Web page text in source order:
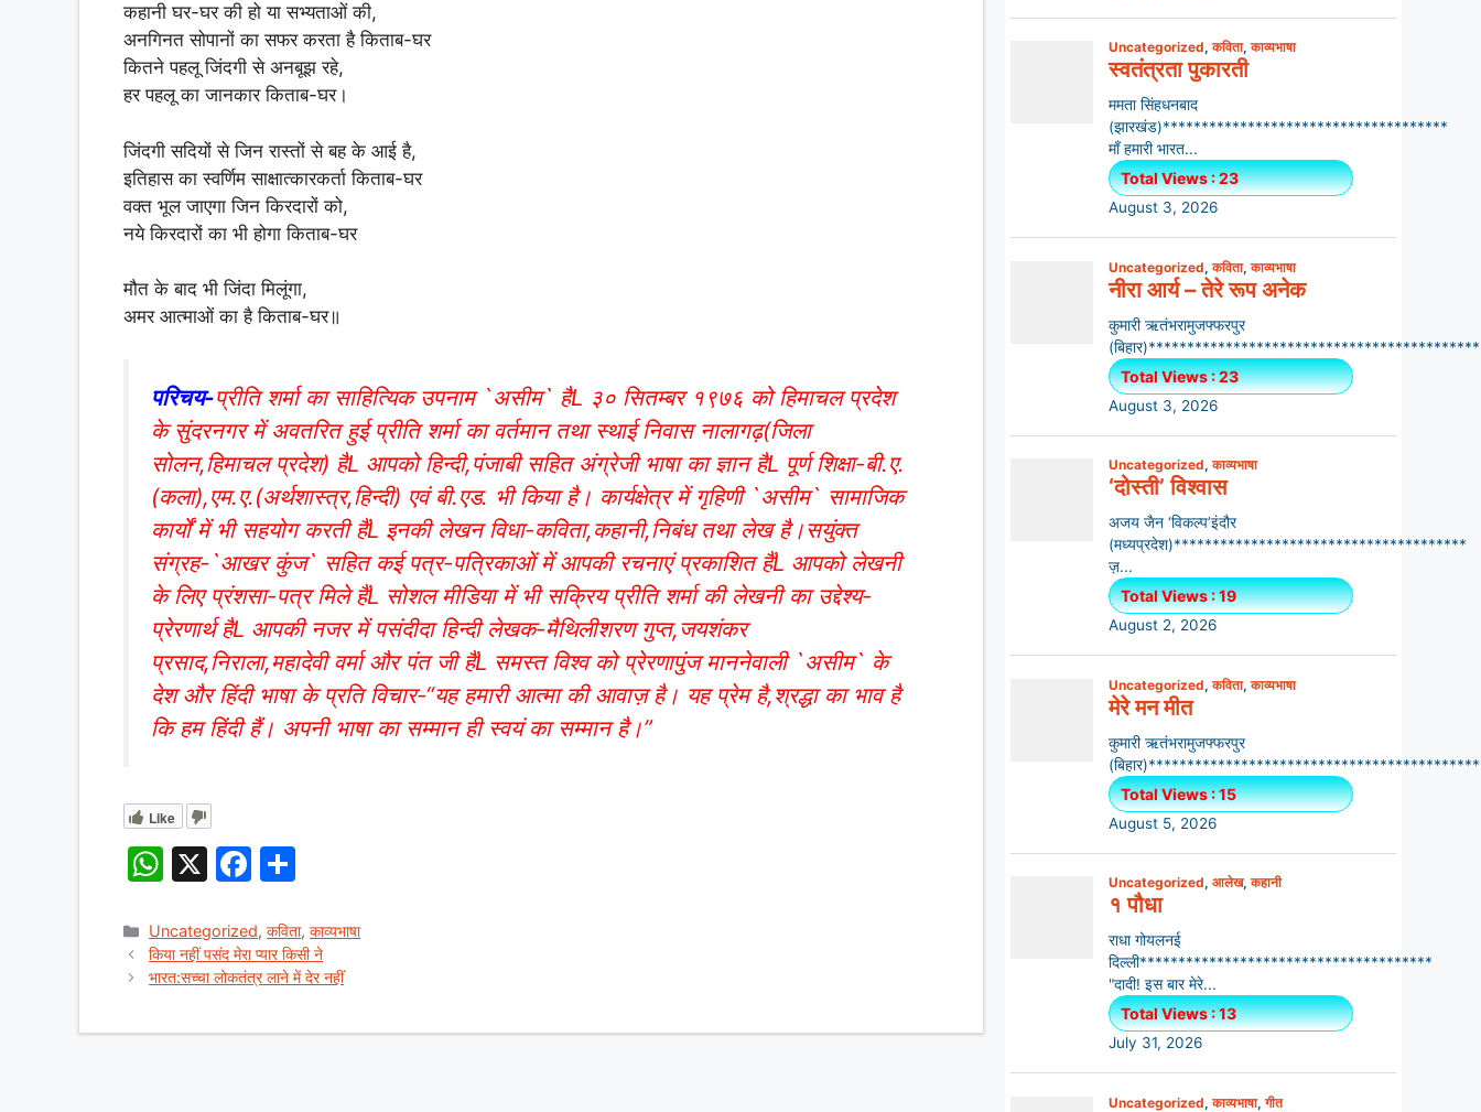
कहानी घर-घर की हो या सभ्यताओं की,
अनगिनत सोपानों का सफर करता है किताब-घर
कितने पहलू जिंदगी से अनबूझ रहे,
हर पहलू का जानकार किताब-घर।
जिंदगी सदियों से जिन रास्तों से बह के आई है,
इतिहास का स्वर्णिम साक्षात्कारकर्ता किताब-घर
वक्त भूल जाएगा जिन किरदारों को,
नये किरदारों का भी होगा किताब-घर
मौत के बाद भी जिंदा मिलूंगा,
अमर आत्माओं का है किताब-घर॥
परिचय-प्रीति शर्मा का साहित्यिक उपनाम `असीम` हैL ३० सितम्बर १९७६ को हिमाचल प्रदेश
के सुंदरनगर में अवतरित हुई प्रीति शर्मा का वर्तमान तथा स्थाई निवास नालागढ़(जिला
सोलन,हिमाचल प्रदेश) हैL आपको हिन्दी,पंजाबी सहित अंग्रेजी भाषा का ज्ञान हैL पूर्ण शिक्षा-बी.ए.
(कला),एम.ए.(अर्थशास्त्र,हिन्दी) एवं बी.एड. भी किया है। कार्यक्षेत्र में गृहिणी `असीम` सामाजिक
कार्यों में भी सहयोग करती हैंL इनकी लेखन विधा-कविता,कहानी,निबंध तथा लेख है।सयुंक्त
संग्रह-`आखर कुंज` सहित कई पत्र-पत्रिकाओं में आपकी रचनाएं प्रकाशित हैंL आपको लेखनी
के लिए प्रंशसा-पत्र मिले हैंL सोशल मीडिया में भी सक्रिय प्रीति शर्मा की लेखनी का उद्देश्य-
प्रेरणार्थ हैL आपकी नजर में पसंदीदा हिन्दी लेखक-मैथिलीशरण गुप्त,जयशंकर
प्रसाद,निराला,महादेवी वर्मा और पंत जी हैंL समस्त विश्व को प्रेरणापुंज माननेवाली `असीम` के
देश और हिंदी भाषा के प्रति विचार-“यह हमारी आत्मा की आवाज़ है। यह प्रेम है,श्रद्धा का भाव है
कि हम हिंदी हैं। अपनी भाषा का सम्मान ही स्वयं का सम्मान है।”
Like
W
at
s
p
X
F
c
e
o
ar
e
Categories
Uncategorized,कविता,काव्यभाषा
किया नहीं पसंद मेरा प्यार किसी ने
भारत:सच्चा लोकतंत्र लाने में देर नहीं